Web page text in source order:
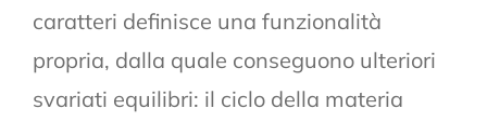
caratteri definisce una funzionalità
propria, dalla quale conseguono ulteriori
svariati equilibri: il ciclo della materia